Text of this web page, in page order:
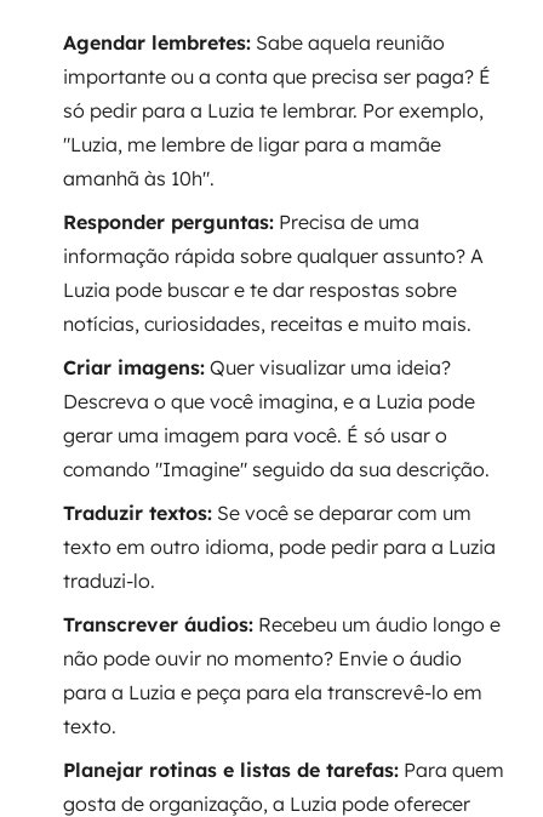
Agendar lembretes: Sabe aquela reunião
importante ou a conta que precisa ser paga? É
só pedir para a Luzia te lembrar. Por exemplo,
"Luzia, me lembre de ligar para a mamãe
amanhã às 10h".
Responder perguntas: Precisa de uma
informação rápida sobre qualquer assunto? A
Luzia pode buscar e te dar respostas sobre
notícias, curiosidades, receitas e muito mais.
Criar imagens: Quer visualizar uma ideia?
Descreva o que você imagina, e a Luzia pode
gerar uma imagem para você. É só usar o
comando "Imagine" seguido da sua descrição.
Traduzir textos: Se você se deparar com um
texto em outro idioma, pode pedir para a Luzia
traduzi-lo.
Transcrever áudios: Recebeu um áudio longo e
não pode ouvir no momento? Envie o áudio
para a Luzia e peça para ela transcrevê-lo em
texto.
Planejar rotinas e listas de tarefas: Para quem
gosta de organização, a Luzia pode oferecer